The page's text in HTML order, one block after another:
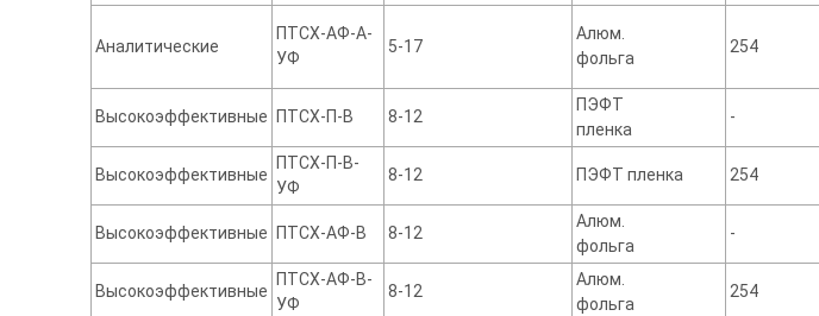
Аналитические
ПТСХ-АФ-А-
УФ
5-17
Алюм.
фольга
254
Высокоэффективные ПТСХ-П-В 8-12
ПЭФТ
пленка
-
Высокоэффективные
ПТСХ-П-В-
УФ
8-12 ПЭФТ пленка 254
Высокоэффективные ПТСХ-АФ-В 8-12
Алюм.
фольга
-
Высокоэффективные
ПТСХ-АФ-В-
УФ
8-12
Алюм.
фольга
254